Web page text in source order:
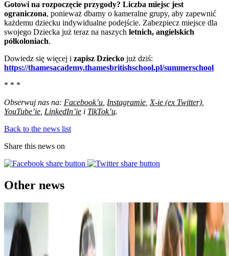
Gotowi na rozpoczęcie przygody? Liczba miejsc jest
ograniczona, ponieważ dbamy o kameralne grupy, aby zapewnić
każdemu dziecku indywidualne podejście. Zabezpiecz miejsce dla
swojego Dziecka już teraz na naszych letnich, angielskich
półkoloniach.
Dowiedz się więcej i zapisz Dziecko już dziś:
https://thamesacademy.thamesbritishschool.pl/summerschool
* * *
Obserwuj nas na: Facebook’u Instagramie X-ie (ex Twitter)
YouTube’ie LinkedIn’ie i TikTok’u.
Back to the news list
Share this news on
Other news